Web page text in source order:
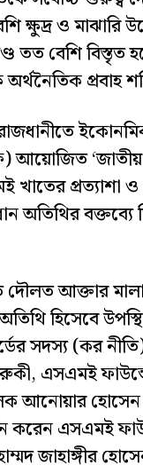
ক্ষুদ্র ও মাঝারি
তত বেশি বিস্তৃত
প্রবাহ
ইকোনমিক
‘জাতীয়
প্রত্যাশা ও
অতিথির বক্তব্যে
আক্তার
হিসেবে
সদস্য (কর নীতি)
এসএমই
আনোয়ার
করেন এসএমই
জাহাঙ্গীর